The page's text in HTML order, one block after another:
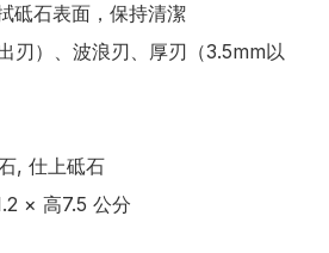
砥石表面，保持清潔
刃）、波浪刃、厚刃（3.5mm以
, 仕上砥石
× 高7.5 公分